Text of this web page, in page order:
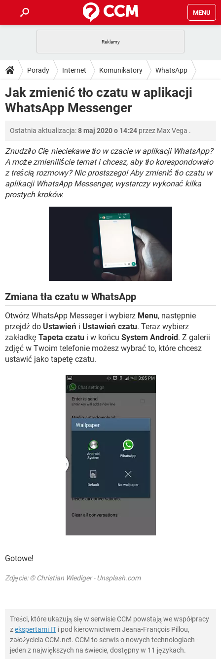
MENU
GRY WHATSAPP
SPOTIFY NETFLIX
INSTAGRAM FACEBOOK
PORADY
PlayStation
GRY WHATSAPP
NETFLIX
INSTAGRAM FACEBOOK
WINDOWS 10
DO POBRANIA
ANDROID TIKTOK
FACEBOOK
WINDOWS 10
FORUM
COVID-19 TIKTOK
GRY WHATSAPP
SPOTIFY NETFLIX
INSTAGRAM FACEBOOK
WINDOWS 10
TIKTOK
GRY WHATSAPP
SPOTIFY
FACEBOOK
Porady Internet Komunikatory WhatsApp
Jak zmienić tło czatu w aplikacji
WhatsApp Messenger
Ostatnia aktualizacja:8 maj 2020 o 14:24 przez Max Vega .
Znudziło Cię nieciekawe tło w czacie w aplikacji WhatsApp?
A może zmieniliście temat i chcesz, aby tło korespondowało
z treścią rozmowy? Nic prostszego! Aby zmienić tło czatu w
aplikacji WhatsApp Messenger, wystarczy wykonać kilka
prostych kroków.
Zmiana tła czatu w WhatsApp
Otwórz WhatsApp Messeger i wybierz Menu, następnie
przejdź do Ustawień i Ustawień czatu. Teraz wybierz
zakładkę Tapeta czatu i w końcu System Android . Z galerii
zdjęć w Twoim telefonie możesz wybrać to, które chcesz
ustawić jako tapetę czatu.
Gotowe!
Zdjęcie: © Christian Wiediger - Unsplash.com
Treści, które ukazują się w serwisie CCM powstają we współpracy
zekspertami IT i pod kierownictwem Jeana-François Pillou,
założyciela CCM.net. CCM to serwis o nowych technologiach -
jeden z największych na świecie, dostępny w 11 językach.